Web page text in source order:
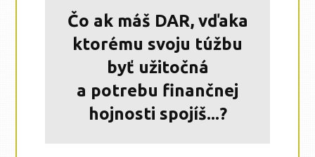
Čo ak máš DAR, vďaka
ktorému svoju túžbu
byť užitočná
a potrebu finančnej
hojnosti spojíš...?